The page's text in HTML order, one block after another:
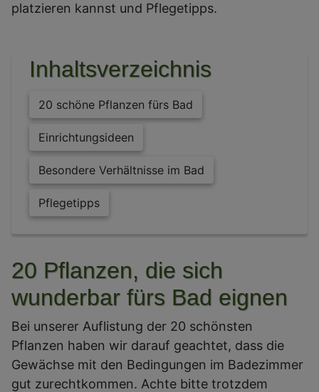
platzieren kannst und Pflegetipps.
Inhaltsverzeichnis
20 schöne Pflanzen fürs Bad
Einrichtungsideen
Besondere Verhältnisse im Bad
Pflegetipps
20 Pflanzen, die sich
wunderbar fürs Bad eignen
Bei unserer Auflistung der 20 schönsten
Pflanzen haben wir darauf geachtet, dass die
Gewächse mit den Bedingungen im Badezimmer
gut zurechtkommen. Achte bitte trotzdem